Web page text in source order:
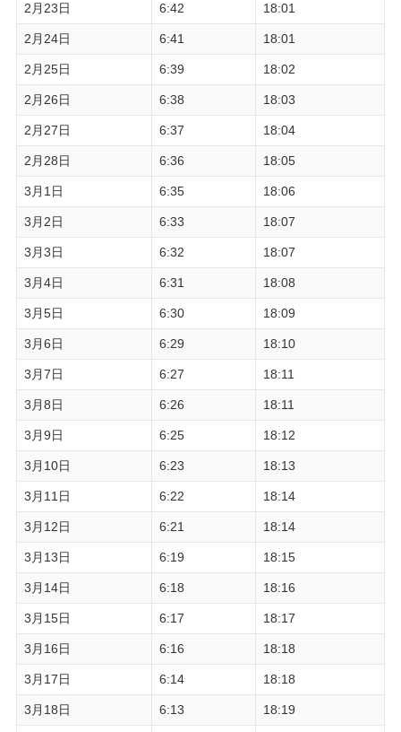
2月23日 6:42 18:01
2月24日 6:41 18:01
2月25日 6:39 18:02
2月26日 6:38 18:03
2月27日 6:37 18:04
2月28日 6:36 18:05
3月1日 6:35 18:06
3月2日 6:33 18:07
3月3日 6:32 18:07
3月4日 6:31 18:08
3月5日 6:30 18:09
3月6日 6:29 18:10
3月7日 6:27 18:11
3月8日 6:26 18:11
3月9日 6:25 18:12
3月10日 6:23 18:13
3月11日 6:22 18:14
3月12日 6:21 18:14
3月13日 6:19 18:15
3月14日 6:18 18:16
3月15日 6:17 18:17
3月16日 6:16 18:18
3月17日 6:14 18:18
3月18日 6:13 18:19